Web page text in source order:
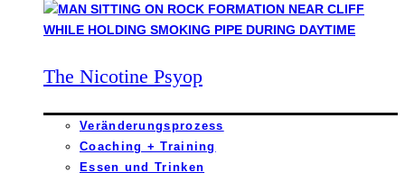
The Nicotine Psyop
Veränderungsprozess
Coaching + Training
Essen und Trinken